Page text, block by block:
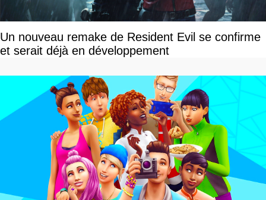
Un nouveau remake de Resident Evil se confirme
et serait déjà en développement